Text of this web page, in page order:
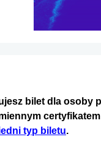
bilet dla osoby
typ biletu.